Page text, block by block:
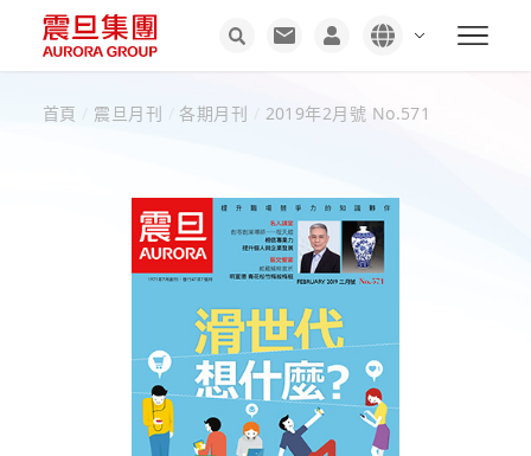
首頁 / 震旦月刊 / 各期月刊 / 2019年2月號 No.571